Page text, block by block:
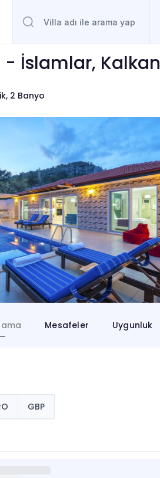
İslamlar, Kalkan
2 Banyo
Mesafeler Uygunluk
GBP